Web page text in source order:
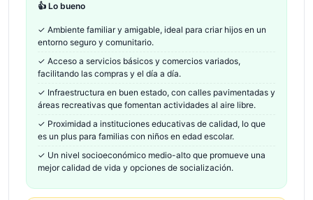
👍 Lo bueno
✓ Ambiente familiar y amigable, ideal para criar hijos en un
entorno seguro y comunitario.
✓ Acceso a servicios básicos y comercios variados,
facilitando las compras y el día a día.
✓ Infraestructura en buen estado, con calles pavimentadas y
áreas recreativas que fomentan actividades al aire libre.
✓ Proximidad a instituciones educativas de calidad, lo que
es un plus para familias con niños en edad escolar.
✓ Un nivel socioeconómico medio-alto que promueve una
mejor calidad de vida y opciones de socialización.